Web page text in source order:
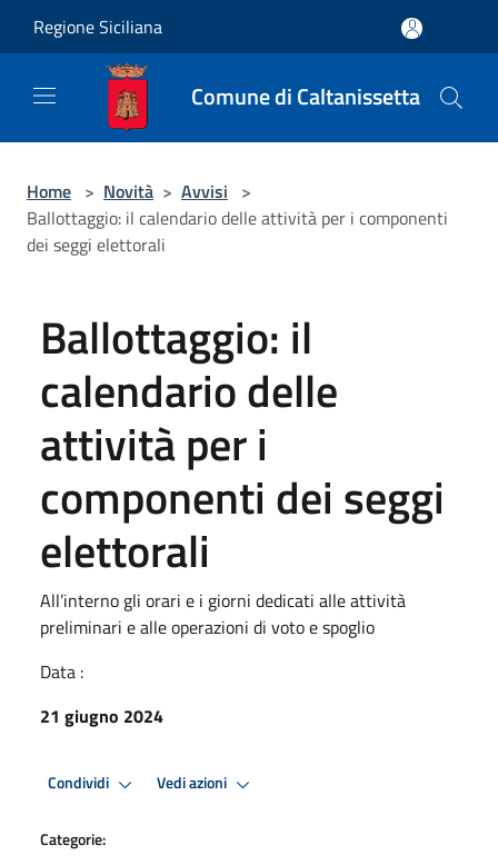
Regione Siciliana
Comune di Caltanissetta
Home > Novità > Avvisi >
Ballottaggio: il calendario delle attività per i componenti
dei seggi elettorali
Ballottaggio: il
calendario delle
attività per i
componenti dei seggi
elettorali
All’interno gli orari e i giorni dedicati alle attività
preliminari e alle operazioni di voto e spoglio
Data :
21 giugno 2024
Condividi Vedi azioni
Categorie: